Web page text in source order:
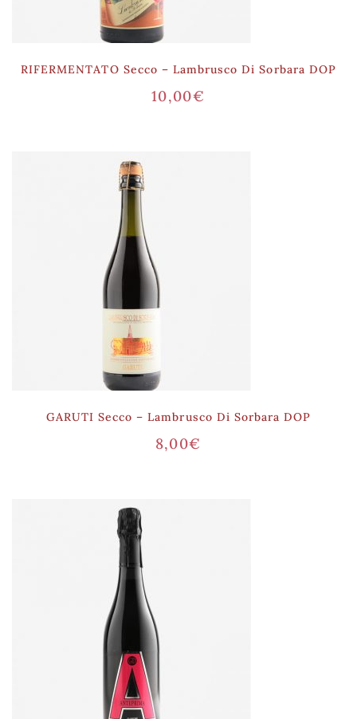
RIFERMENTATO Secco – Lambrusco Di Sorbara DOP
10,00€
GARUTI Secco – Lambrusco Di Sorbara DOP
8,00€